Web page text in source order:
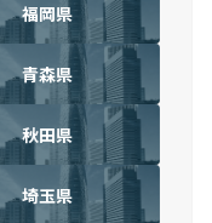
福岡県
青森県
秋田県
埼玉県